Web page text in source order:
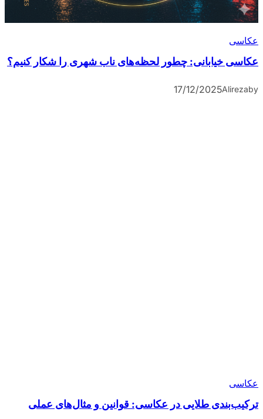
عکاسی
عکاسی خیابانی: چطور لحظه‌های ناب شهری را شکار کنیم؟
by
Alireza
17/12/2025
عکاسی
ترکیب‌بندی طلایی در عکاسی: قوانین و مثال‌های عملی